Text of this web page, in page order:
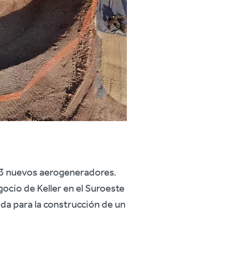
nuevos aerogeneradores.
de Keller en el Suroeste
para la construcción de un